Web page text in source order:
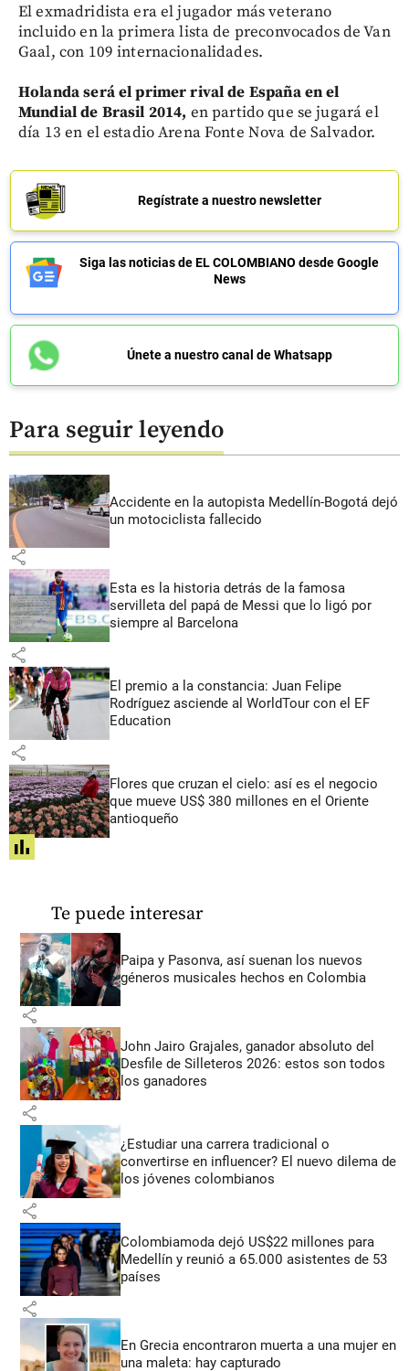
El exmadridista era el jugador más veterano
incluido en la primera lista de preconvocados de Van
Gaal, con 109 internacionalidades.
Holanda será el primer rival de España en el
Mundial de Brasil 2014, en partido que se jugará el
día 13 en el estadio Arena Fonte Nova de Salvador.
Regístrate a nuestro newsletter
Siga las noticias de EL COLOMBIANO desde Google
News
Únete a nuestro canal de Whatsapp
Para seguir leyendo
Accidente en la autopista Medellín-Bogotá dejó
un motociclista fallecido
share
Esta es la historia detrás de la famosa
servilleta del papá de Messi que lo ligó por
siempre al Barcelona
share
El premio a la constancia: Juan Felipe
Rodríguez asciende al WorldTour con el EF
Education
share
Flores que cruzan el cielo: así es el negocio
que mueve US$ 380 millones en el Oriente
antioqueño
share
Te puede interesar
Paipa y Pasonva, así suenan los nuevos
géneros musicales hechos en Colombia
share
John Jairo Grajales, ganador absoluto del
Desfile de Silleteros 2026: estos son todos
los ganadores
share
¿Estudiar una carrera tradicional o
convertirse en influencer? El nuevo dilema de
los jóvenes colombianos
share
Colombiamoda dejó US$22 millones para
Medellín y reunió a 65.000 asistentes de 53
países
share
En Grecia encontraron muerta a una mujer en
una maleta: hay capturado